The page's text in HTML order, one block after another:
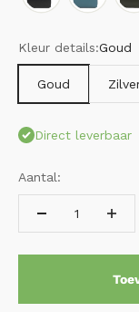
Kleur details:Goud
Goud
Direct leverbaar
Aantal: